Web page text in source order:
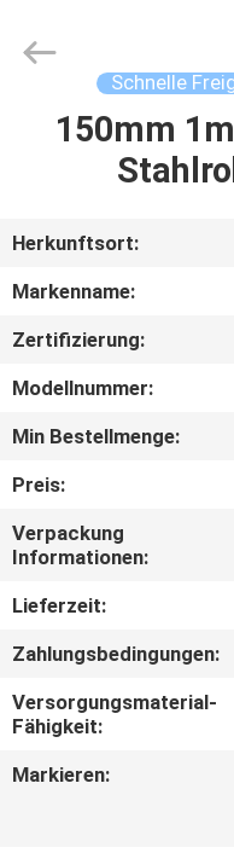
HEIM
ÜBER
UNS
KONTAKT
MIT
UNS
NACHRICHTEN
FÄLLE
CO.,LTD.
Schnelle
150mm
Herkunftsort:
Markenname:
Zertifizierung:
Modellnummer:
Min Bestellmenge:
Preis:
Verpackung
Informationen:
Lieferzeit:
Zahlungsbedingungen:
Versorgungsmaterial-
Fähigkeit:
Markieren: